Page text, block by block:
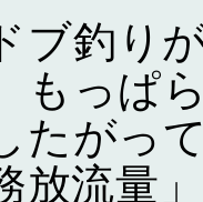
釣り
もっぱ
たがっ
放流量